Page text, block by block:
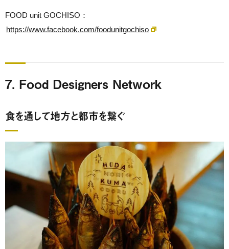
FOOD unit GOCHISO：
https://www.facebook.com/foodunitgochiso
7. Food Designers Network
食を通して地方と都市を繋ぐ